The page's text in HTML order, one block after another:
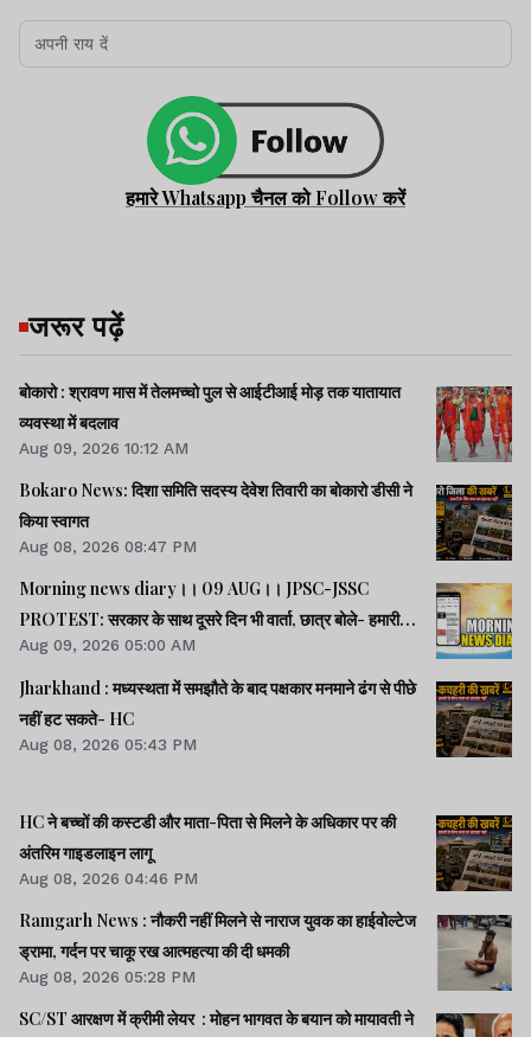
हमारे Whatsapp चैनल को Follow करें
जरूर पढ़ें
बोकारो : श्रावण मास में तेलमच्चो पुल से आईटीआई मोड़ तक यातायात
व्यवस्था में बदलाव
Aug 09, 2026 10:12 AM
Bokaro News: दिशा समिति सदस्य देवेश तिवारी का बोकारो डीसी ने
किया स्वागत
Aug 08, 2026 08:47 PM
Morning news diary।। 09 AUG।। JPSC-JSSC
PROTEST: सरकार के साथ दूसरे दिन भी वार्ता, छात्र बोले- हमारी
बातें सुनी गईं।। छात्रों के समर्थन में उतरी भाजपा, 10 को विधानसभा
घेराव।। भारत सहित 5 देशों पर 100% टैरिफ लगानेवाला बिल US
सीनेट से पास।। समेत कई खबरें व वीडियो.
Aug 09, 2026 05:00 AM
Jharkhand : मध्यस्थता में समझौते के बाद पक्षकार मनमाने ढंग से पीछे
नहीं हट सकते- HC
Aug 08, 2026 05:43 PM
HC ने बच्चों की कस्टडी और माता-पिता से मिलने के अधिकार पर की
अंतरिम गाइडलाइन लागू
Aug 08, 2026 04:46 PM
Ramgarh News : नौकरी नहीं मिलने से नाराज युवक का हाईवोल्टेज
ड्रामा, गर्दन पर चाकू रख आत्महत्या की दी धमकी
Aug 08, 2026 05:28 PM
SC/ST आरक्षण में क्रीमी लेयर : मोहन भागवत के बयान को मायावती ने